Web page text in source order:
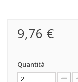
9,76 €
Quantità